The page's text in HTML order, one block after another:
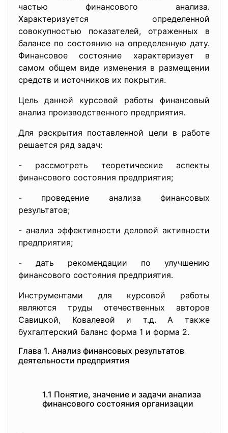
частью финансового анализа.
Характеризуется определенной
совокупностью показателей, отраженных в
балансе по состоянию на определенную дату.
Финансовое состояние характеризует в
самом общем виде изменения в размещении
средств и источников их покрытия.
Цель данной курсовой работы финансовый
анализ производственного предприятия.
Для раскрытия поставленной цели в работе
решается ряд задач:
- рассмотреть теоретические аспекты
финансового состояния предприятия;
- проведение анализа финансовых
результатов;
- анализ эффективности деловой активности
предприятия;
- дать рекомендации по улучшению
финансового состояния предприятия.
Инструментами для курсовой работы
являются труды отечественных авторов
Савицкой, Ковалевой и т.д. А также
бухгалтерский баланс форма 1 и форма 2.
Глава 1. Анализ финансовых результатов
деятельности предприятия
1.1 Понятие, значение и задачи анализа
финансового состояния организации